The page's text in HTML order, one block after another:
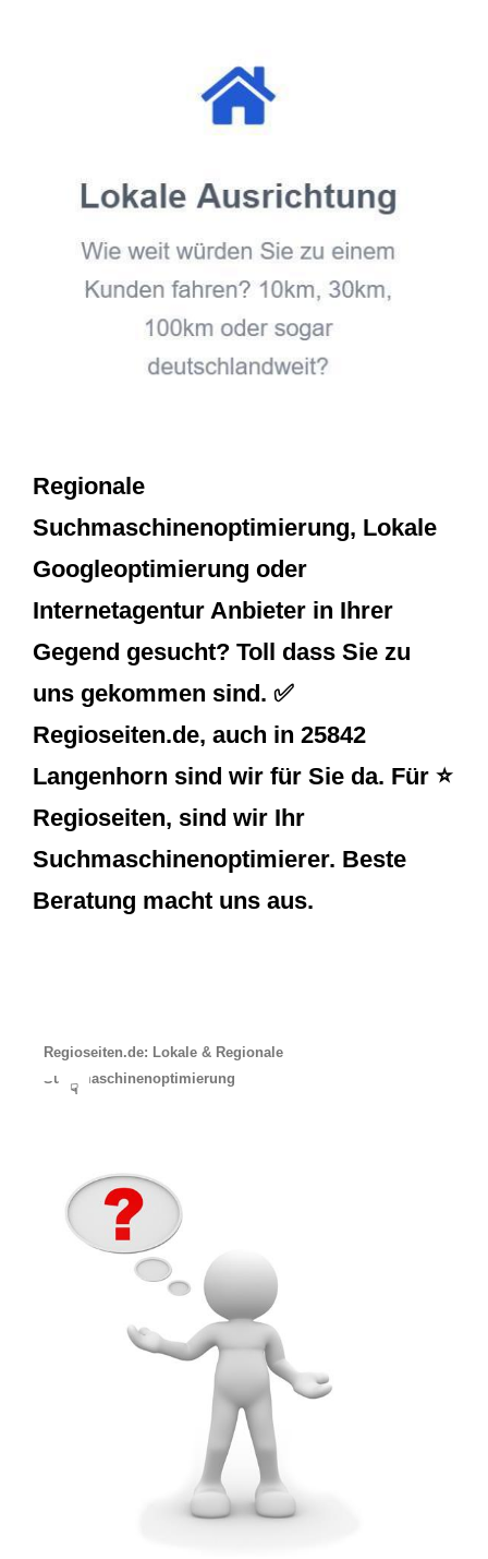
Regionale
Suchmaschinenoptimierung, Lokale
Googleoptimierung oder
Internetagentur Anbieter in Ihrer
Gegend gesucht? Toll dass Sie zu
uns gekommen sind. ✅
Regioseiten.de, auch in 25842
Langenhorn sind wir für Sie da. Für ⭐
Regioseiten, sind wir Ihr
Suchmaschinenoptimierer. Beste
Beratung macht uns aus.
Regioseiten.de: Lokale & Regionale
Suchmaschinenoptimierung
☟